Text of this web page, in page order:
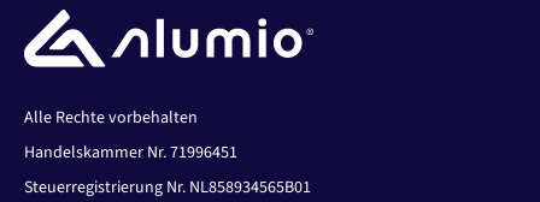
Alle Rechte vorbehalten
Handelskammer Nr. 71996451
Steuerregistrierung Nr. NL858934565B01